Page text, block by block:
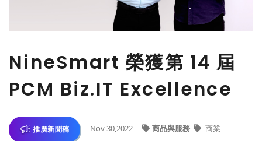
NineSmart 榮獲第 14 屆
PCM Biz.IT Excellence
推廣新聞稿 Nov 30,2022 商品與服務 商業